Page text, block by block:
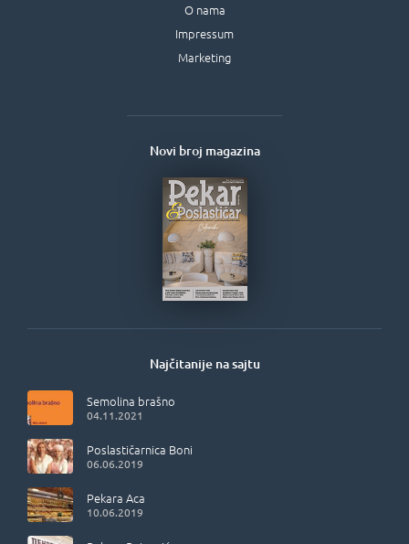
O nama
Impressum
Marketing
Najčitanije na sajtu
Semolina brašno
04.11.2021
Poslastičarnica Boni
06.06.2019
Pekara Aca
10.06.2019
Novi broj magazina